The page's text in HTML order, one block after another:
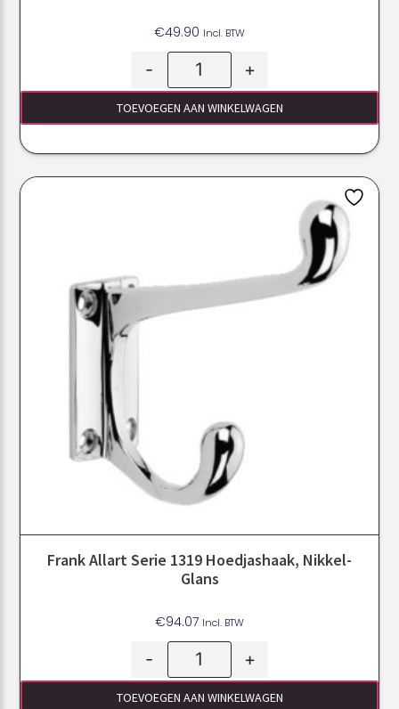
€49.90 Incl. BTW
- +
TOEVOEGEN AAN WINKELWAGEN
Frank Allart Serie 1319 Hoedjashaak, Nikkel-
Glans
€94.07 Incl. BTW
- +
TOEVOEGEN AAN WINKELWAGEN